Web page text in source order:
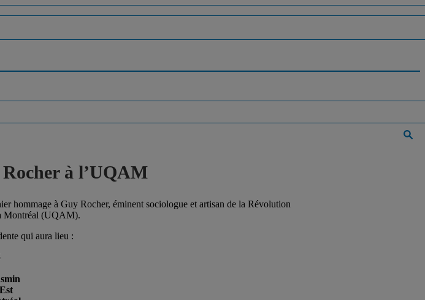
à l’UQAM
hommage à Guy Rocher, éminent sociologue et artisan de la Révolution
Montréal (UQAM).
qui aura lieu :